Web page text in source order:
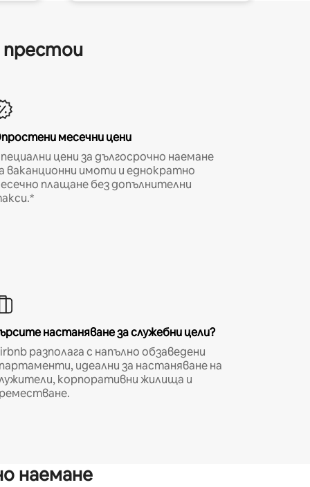
престои
месечни цени
цени за дългосрочно наемане
ваканционни имоти и еднократно
плащане без допълнителни
настаняване за служебни цели?
разполага с напълно обзаведени
идеални за настаняване на
корпоративни жилища и
наемане